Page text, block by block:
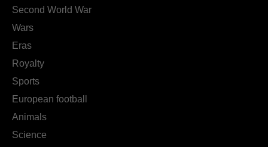
Second World War
Wars
Eras
Royalty
Sports
European football
Animals
Science